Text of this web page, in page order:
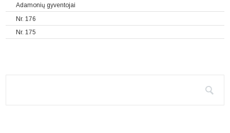
Adamonių gyventojai
Nr. 176
Nr. 175